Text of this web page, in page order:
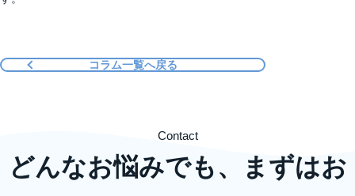
コラム一覧へ戻る
どんなお悩みでも、まずはお
Contact